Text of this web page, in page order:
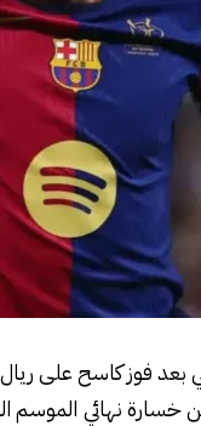
بعد فوز كاسح على
من خسارة نهائي